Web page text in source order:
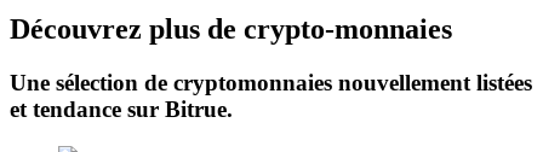
Découvrez plus de crypto-monnaies
Une sélection de cryptomonnaies nouvellement listées
et tendance sur Bitrue.